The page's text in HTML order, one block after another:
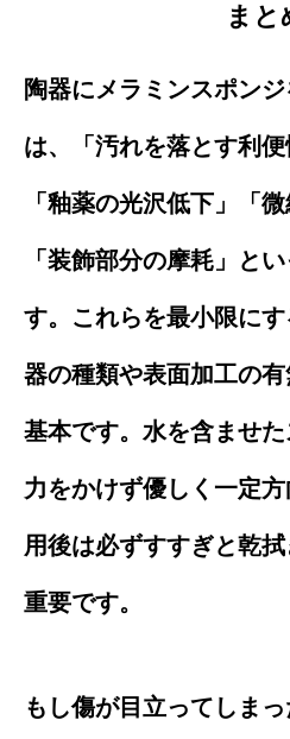
まと
陶器にメラミンスポン
は、「汚れを落とす利
「釉薬の光沢低下」「
「装飾部分の摩耗」と
す。これらを最小限に
器の種類や表面加工の
基本です。水を含ませ
力をかけず優しく一定
用後は必ずすすぎと乾
重要です。
もし傷が目立ってしま